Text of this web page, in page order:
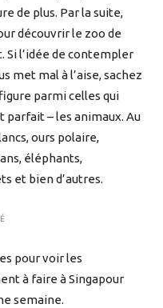
de plus. Par la suite,
découvrir le zoo de
Si l’idée de contempler
met mal à l’aise, sachez
parmi celles qui
parfait – les animaux. Au
ours polaire,
éléphants,
et bien d’autres.
pour voir les
à faire à Singapour
semaine.